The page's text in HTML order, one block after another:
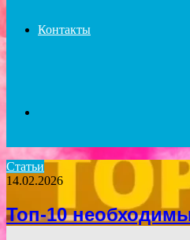
Контакты
for
Статьи
14.02.2026
Топ-10